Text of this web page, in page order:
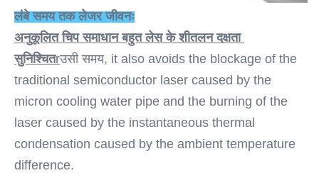
लंबे समय तक लेजर जीवनः
अनुकूलित चिप समाधान बहुत लेस के शीतलन दक्षता
सुनिश्चितrउसी समय, it also avoids the blockage of the
traditional semiconductor laser caused by the
micron cooling water pipe and the burning of the
laser caused by the instantaneous thermal
condensation caused by the ambient temperature
difference.